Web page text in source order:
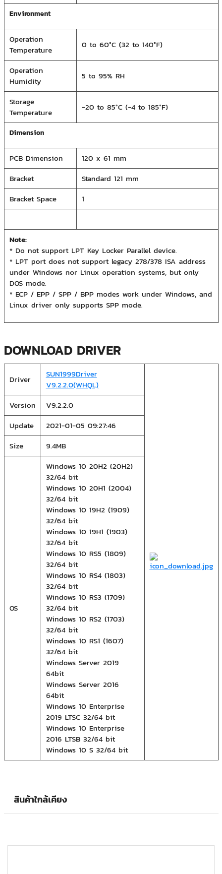
Environment
Operation
Temperature
0 to 60°C (32 to 140°F)
Operation
Humidity
5 to 95% RH
Storage
Temperature
-20 to 85°C (-4 to 185°F)
Dimension
PCB Dimension
120 x 61 mm
Bracket
Standard 121 mm
Bracket Space
1
Note:
* Do not support LPT Key Locker Parallel device.
* LPT port does not support legacy 278/378 ISA address
under Windows nor Linux operation systems, but only
DOS mode.
* ECP / EPP / SPP / BPP modes work under Windows, and
Linux driver only supports SPP mode.
DOWNLOAD DRIVER
Driver
SUN1999Driver
V9.2.2.0(WHQL)
Version
V9.2.2.0
Update
2021-01-05 09:27:46
Size
9.4MB
OS
Windows 10 20H2 (20H2)
32/64 bit
Windows 10 20H1 (2004)
32/64 bit
Windows 10 19H2 (1909)
32/64 bit
Windows 10 19H1 (1903)
32/64 bit
Windows 10 RS5 (1809)
32/64 bit
Windows 10 RS4 (1803)
32/64 bit
Windows 10 RS3 (1709)
32/64 bit
Windows 10 RS2 (1703)
32/64 bit
Windows 10 RS1 (1607)
32/64 bit
Windows Server 2019
64bit
Windows Server 2016
64bit
Windows 10 Enterprise
2019 LTSC 32/64 bit
Windows 10 Enterprise
2016 LTSB 32/64 bit
Windows 10 S 32/64 bit
สินค้าใกล้เคียง